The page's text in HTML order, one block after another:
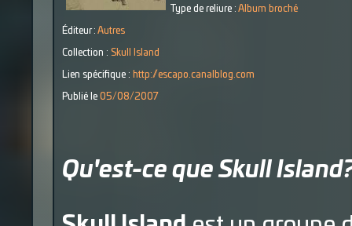
Type de reliure : Album broché
Éditeur : Autres
Collection : Skull Island
Lien spécifique : http://escapo.canalblog.com
Publié le 05/08/2007
Qu'est-ce que Skull